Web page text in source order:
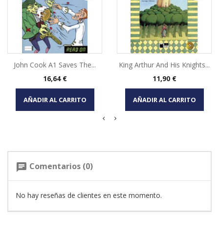
John Cook A1 Saves The...
Precio
16,64 €
AÑADIR AL CARRITO
King Arthur And His Knights...
Precio
11,90 €
AÑADIR AL CARRITO
chat Comentarios (0)
No hay reseñas de clientes en este momento.